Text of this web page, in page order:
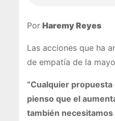
Por Haremy Reyes
Las acciones que ha
de empatía de la
“Cualquier
pienso que el
también